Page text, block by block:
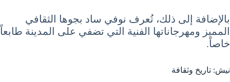
بالإضافة إلى ذلك، تُعرف نوفي ساد بجوها الثقافي
المميز ومهرجاناتها الفنية التي تضفي على المدينة طابعاً
خاصاً.
نيش: تاريخ وثقافة